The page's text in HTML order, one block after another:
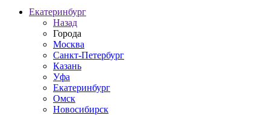
Екатеринбург
Назад
Города
Москва
Санкт-Петербург
Казань
Уфа
Екатеринбург
Омск
Новосибирск